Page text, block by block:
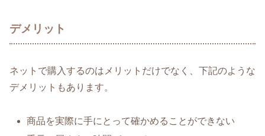
デメリット
ネットで購入するのはメリットだけでなく、下記のような
デメリットもあります。
商品を実際に手にとって確かめることができない